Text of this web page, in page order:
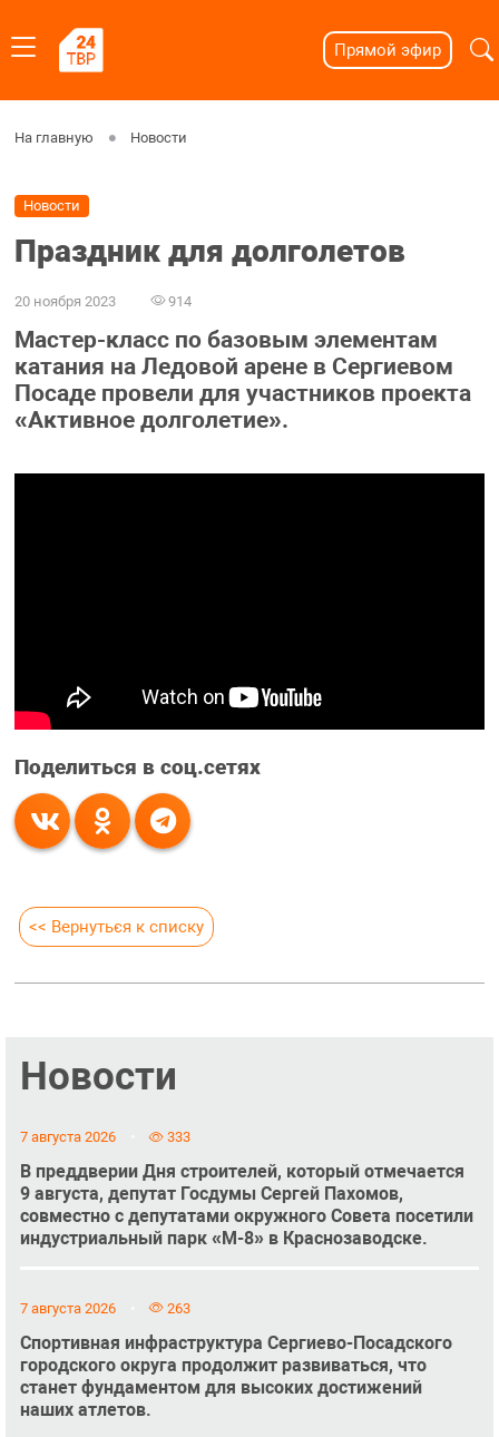
Прямой эфир
На главную Новости
Новости
Праздник для долголетов
20 ноября 2023 914
Мастер-класс по базовым элементам
катания на Ледовой арене в Сергиевом
Посаде провели для участников проекта
«Активное долголетие».
Поделиться в соц.сетях
<< Вернуться к списку
Новости
7 августа 2026 333
В преддверии Дня строителей, который отмечается
9 августа, депутат Госдумы Сергей Пахомов,
совместно с депутатами окружного Совета посетили
индустриальный парк «М-8» в Краснозаводске.
7 августа 2026 263
Спортивная инфраструктура Сергиево-Посадского
городского округа продолжит развиваться, что
станет фундаментом для высоких достижений
наших атлетов.